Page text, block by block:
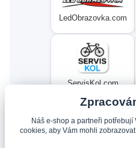
LedObrazovka.com
ServisKol.com
Condat
Náš e-shop a partneři potřebují
cookies, aby Vám mohli